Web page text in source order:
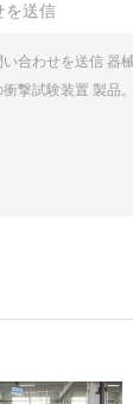
を送信